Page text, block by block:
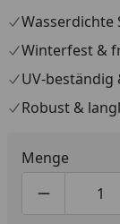
Wasserdichte
Winterfest &
UV-
Robust &
Menge